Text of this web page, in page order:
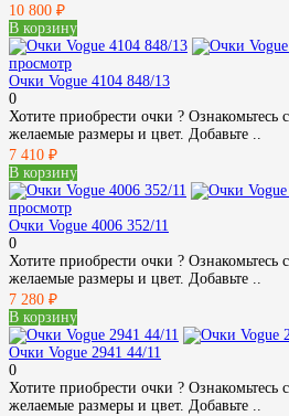
10 800 ₽
В корзину
просмотр
Очки Vogue 4104 848/13
0
Хотите приобрести очки ? Ознакомьтесь
желаемые размеры и цвет. Добавьте ..
7 410 ₽
В корзину
просмотр
Очки Vogue 4006 352/11
0
Хотите приобрести очки ? Ознакомьтесь
желаемые размеры и цвет. Добавьте ..
7 280 ₽
В корзину
Очки Vogue 2941 44/11
0
Хотите приобрести очки ? Ознакомьтесь
желаемые размеры и цвет. Добавьте ..